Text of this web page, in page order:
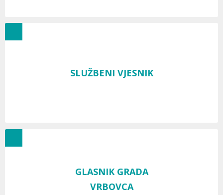
SLUŽBENI VJESNIK
GLASNIK GRADA
VRBOVCA